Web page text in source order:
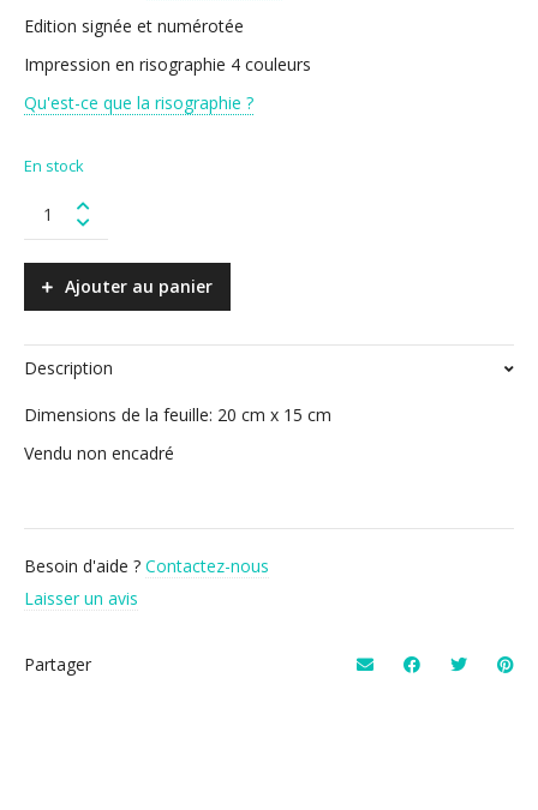
Edition signée et numérotée
Impression en risographie 4 couleurs
Qu'est-ce que la risographie ?
En stock
serré
Ajouter au panier
Description
Dimensions de la feuille: 20 cm x 15 cm
Vendu non encadré
Besoin d'aide ? Contactez-nous
Laisser un avis
Partager